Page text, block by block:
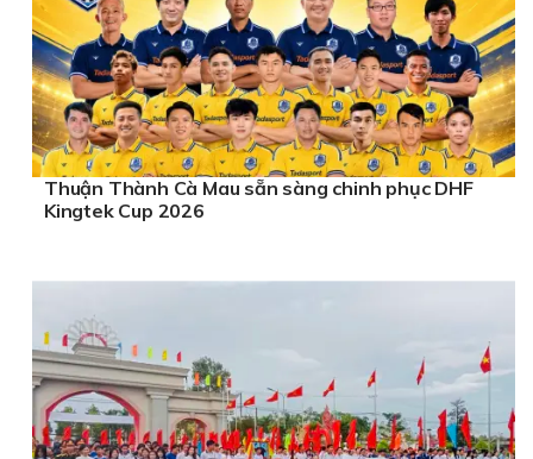
Thuận Thành Cà Mau sẵn sàng chinh phục DHF
Kingtek Cup 2026